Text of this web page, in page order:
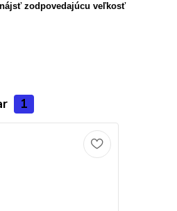
zodpovedajúcu veľkosť
1